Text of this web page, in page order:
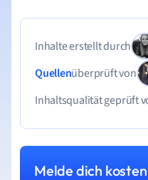
Inhalte erstellt durch
Quellenüberprüft von
Inhaltsqualität geprüft
Melde dich